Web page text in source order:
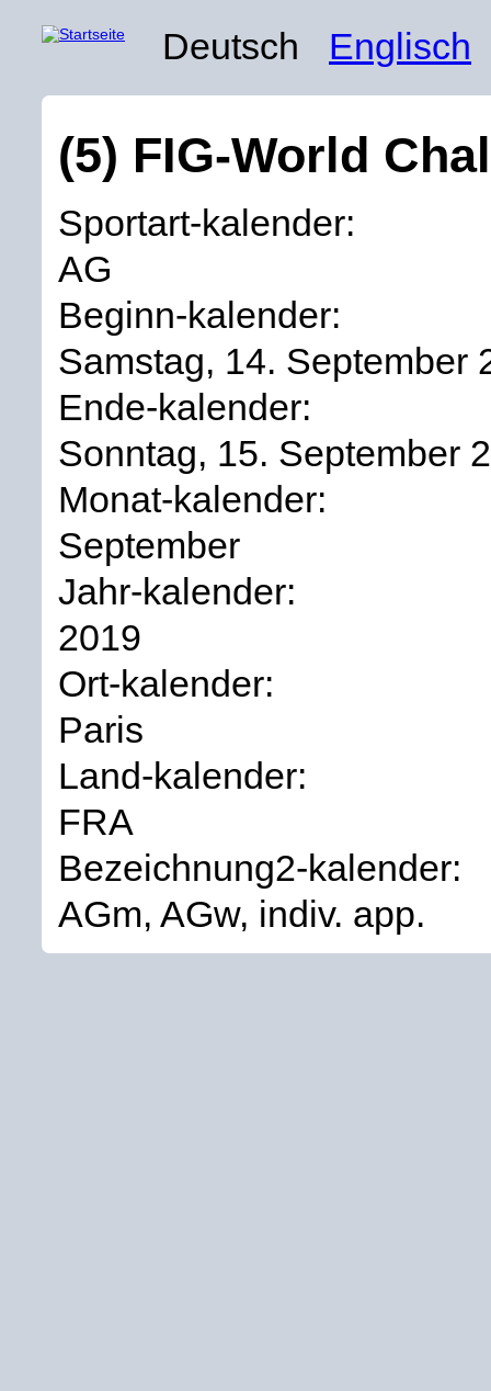
Deutsch Englisch
(5) FIG-World
Sportart-kalender:
AG
Beginn-kalender:
Samstag, 14. September
Ende-kalender:
Sonntag, 15. September
Monat-kalender:
September
Jahr-kalender:
2019
Ort-kalender:
Paris
Land-kalender:
FRA
Bezeichnung2-kalender:
AGm, AGw, indiv. app.